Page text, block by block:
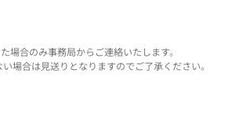
場合のみ事務局からご連絡いたします。
場合は見送りとなりますのでご了承ください。